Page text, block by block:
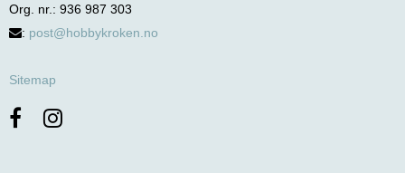
Org. nr. : 936 987 303
: post@hobbykroken.no
Sitemap